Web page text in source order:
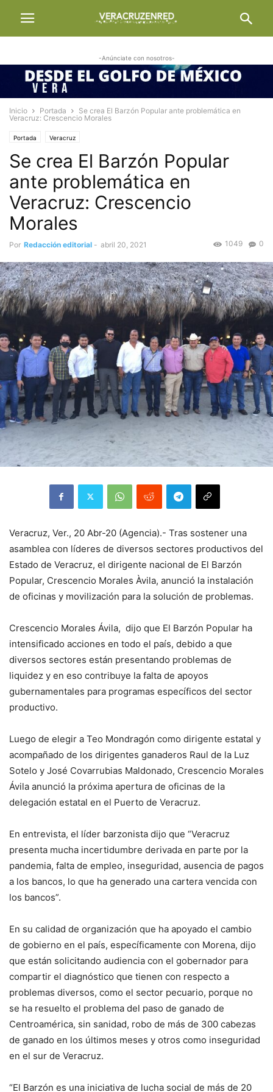
-Anúnciate con nosotros-
Inicio Portada
Se crea El Barzón Popular ante problemática en
Veracruz: Crescencio Morales
Portada Veracruz
Se crea El Barzón Popular
ante problemática en
Veracruz: Crescencio
Morales
Por Redacción editorial - abril 20, 2021 0
1049
Veracruz, Ver., 20 Abr-20 (Agencia).- Tras sostener una
asamblea con líderes de diversos sectores productivos del
Estado de Veracruz, el dirigente nacional de El Barzón
Popular, Crescencio Morales Àvila, anunció la instalación
de oficinas y movilización para la solución de problemas.
Crescencio Morales Ávila, dijo que El Barzón Popular ha
intensificado acciones en todo el país, debido a que
diversos sectores están presentando problemas de
liquidez y en eso contribuye la falta de apoyos
gubernamentales para programas específicos del sector
productivo.
Luego de elegir a Teo Mondragón como dirigente estatal y
acompañado de los dirigentes ganaderos Raul de la Luz
Sotelo y José Covarrubias Maldonado, Crescencio Morales
Ávila anunció la próxima apertura de oficinas de la
delegación estatal en el Puerto de Veracruz.
En entrevista, el líder barzonista dijo que “Veracruz
presenta mucha incertidumbre derivada en parte por la
pandemia, falta de empleo, inseguridad, ausencia de pagos
a los bancos, lo que ha generado una cartera vencida con
los bancos”.
En su calidad de organización que ha apoyado el cambio
de gobierno en el país, específicamente con Morena, dijo
que están solicitando audiencia con el gobernador para
compartir el diagnóstico que tienen con respecto a
problemas diversos, como el sector pecuario, porque no
se ha resuelto el problema del paso de ganado de
Centroamérica, sin sanidad, robo de más de 300 cabezas
de ganado en los últimos meses y otros como inseguridad
en el sur de Veracruz.
“El Barzón es una iniciativa de lucha social de más de 20